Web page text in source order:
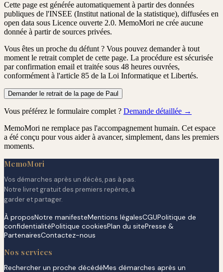
Cette page est générée automatiquement à partir des données
publiques de l'INSEE (Institut national de la statistique), diffusées en
open data sous Licence ouverte 2.0. MemoMori ne crée aucune
donnée à partir de sources privées.
Vous êtes un proche du défunt ? Vous pouvez demander à tout
moment le retrait complet de cette page. La procédure est sécurisée
par confirmation email et traitée sous 48 heures ouvrées,
conformément à l'article 85 de la Loi Informatique et Libertés.
Demander le retrait de la page de Paul
Vous préférez le formulaire complet ? Demande détaillée →
MemoMori ne remplace pas l'accompagnement humain. Cet espace
a été conçu pour vous aider à avancer, simplement, dans les premiers
moments.
MemoMori
Vos démarches après un décès, pas à pas.
Notre livret gratuit des premiers repères, à
garder et partager.
À proposNotre manifesteMentions légalesCGUPolitique de
confidentialitéPolitique cookiesPlan du sitePresse &
PartenairesContactez-nous
Nos services
Rechercher un proche décédéMes démarches après un